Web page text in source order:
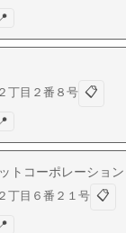
２丁目２番８号 📋
トコーポレーション
２丁目６番２１号 📋